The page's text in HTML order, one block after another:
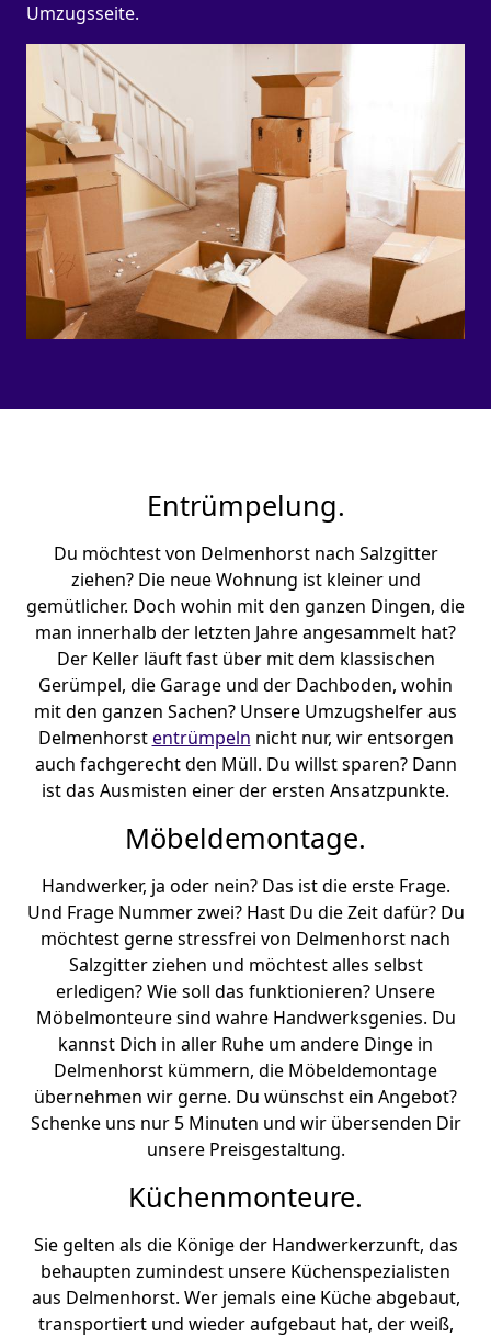
Umzugsseite.
Entrümpelung.
Du möchtest von Delmenhorst nach Salzgitter
ziehen? Die neue Wohnung ist kleiner und
gemütlicher. Doch wohin mit den ganzen Dingen, die
man innerhalb der letzten Jahre angesammelt hat?
Der Keller läuft fast über mit dem klassischen
Gerümpel, die Garage und der Dachboden, wohin
mit den ganzen Sachen? Unsere Umzugshelfer aus
Delmenhorstentrümpeln nicht nur, wir entsorgen
auch fachgerecht den Müll. Du willst sparen? Dann
ist das Ausmisten einer der ersten Ansatzpunkte.
Möbeldemontage.
Handwerker, ja oder nein? Das ist die erste Frage.
Und Frage Nummer zwei? Hast Du die Zeit dafür? Du
möchtest gerne stressfrei von Delmenhorst nach
Salzgitter ziehen und möchtest alles selbst
erledigen? Wie soll das funktionieren? Unsere
Möbelmonteure sind wahre Handwerksgenies. Du
kannst Dich in aller Ruhe um andere Dinge in
Delmenhorst kümmern, die Möbeldemontage
übernehmen wir gerne. Du wünschst ein Angebot?
Schenke uns nur 5 Minuten und wir übersenden Dir
unsere Preisgestaltung.
Küchenmonteure.
Sie gelten als die Könige der Handwerkerzunft, das
behaupten zumindest unsere Küchenspezialisten
aus Delmenhorst. Wer jemals eine Küche abgebaut,
transportiert und wieder aufgebaut hat, der weiß,